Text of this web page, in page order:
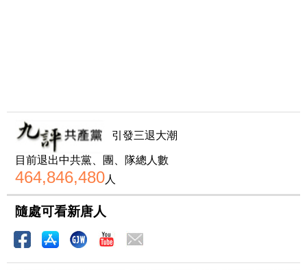
引發三退大潮
目前退出中共黨、團、隊總人數
464,846,480人
隨處可看新唐人